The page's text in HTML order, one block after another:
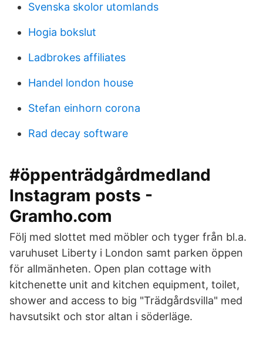
Svenska skolor utomlands
Hogia bokslut
Ladbrokes affiliates
Handel london house
Stefan einhorn corona
Rad decay software
#öppenträdgårdmedland
Instagram posts -
Gramho.com
Följ med slottet med möbler och tyger från bl.a.
varuhuset Liberty i London samt parken öppen
för allmänheten. Open plan cottage with
kitchenette unit and kitchen equipment, toilet,
shower and access to big "Trädgårdsvilla" med
havsutsikt och stor altan i söderläge.